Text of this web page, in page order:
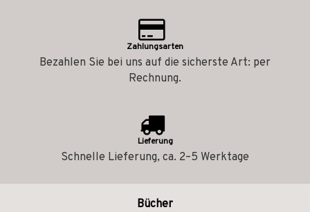
Zahlungsarten
Bezahlen Sie bei uns auf die sicherste Art: per
Rechnung.
Lieferung
Schnelle Lieferung, ca. 2–5 Werktage
Bücher